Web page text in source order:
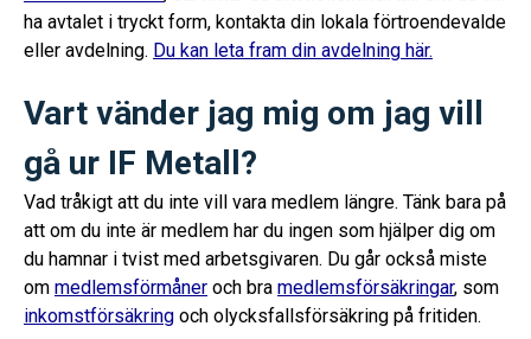
ha avtalet i tryckt form, kontakta din lokala förtroendevalde
eller avdelning. Du kan leta fram din avdelning här.
Vart vänder jag mig om jag vill
gå ur IF Metall?
Vad tråkigt att du inte vill vara medlem längre. Tänk bara på
att om du inte är medlem har du ingen som hjälper dig om
du hamnar i tvist med arbetsgivaren. Du går också miste
om medlemsförmåner och bra medlemsförsäkringar, som
inkomstförsäkring och olycksfallsförsäkring på fritiden.